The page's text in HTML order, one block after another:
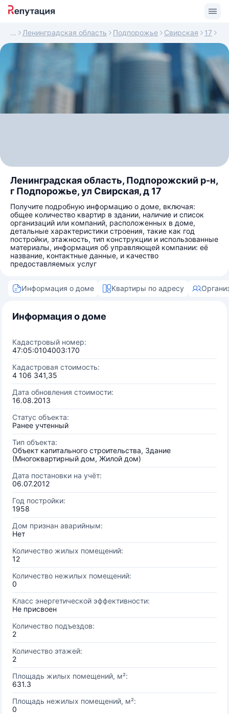
Ленинградская область Подпорожье Свирская 17
Ленинградская область, Подпорожский р-н,
г Подпорожье, ул Свирская, д 17
Получите подробную информацию о доме, включая:
общее количество квартир в здании, наличие и список
организаций или компаний, расположенных в доме,
детальные характеристики строения, такие как год
постройки, этажность, тип конструкции и использованные
материалы, информация об управляющей компании: её
название, контактные данные, и качество
предоставляемых услуг
Информация о доме Квартиры по адресу
Информация о доме
Кадастровый номер:
47:05:0104003:170
Кадастровая стоимость:
4 106 341,35
Дата обновления стоимости:
16.08.2013
Статус объекта:
Ранее учтенный
Тип объекта:
Объект капитального строительства, Здание
(Многоквартирный дом, Жилой дом)
Дата постановки на учёт:
06.07.2012
Год постройки:
1958
Дом признан аварийным:
Нет
Количество жилых помещений:
12
Количество нежилых помещений:
0
Класс энергетической эффективности:
Не присвоен
Количество подъездов:
2
Количество этажей:
2
Площадь жилых помещений, м²:
631.3
Площадь нежилых помещений, м²:
0